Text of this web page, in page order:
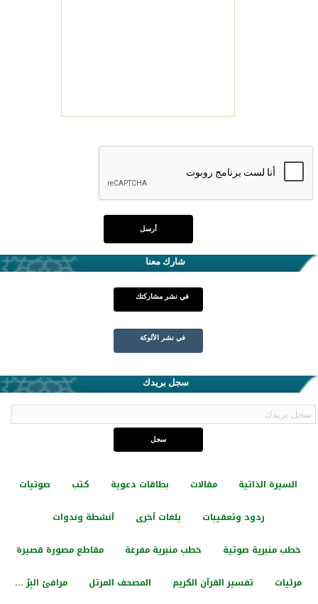
شارك معنا
في نشر مشاركتك
في نشر الألوكة
سجل بريدك
السيرة الذاتية مقالات بطاقات دعوية كتب صوتيات
ردود وتعقيبات بلغات أخرى أنشطة وندوات
خطب منبرية صوتية خطب منبرية مفرغة مقاطع مصورة قصيرة
مرئيات تفسير القرآن الكريم المصحف المرتل مرافئ البِرّ ...